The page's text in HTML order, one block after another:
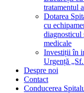
tratamentul
Dotarea
cu
diagnosticul
medicale
Investiții în
Urgență
Despre noi
Contact
Conducerea